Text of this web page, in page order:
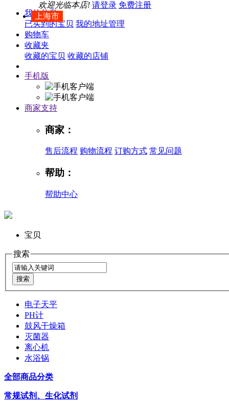
上海市
欢迎光临本店! 请登录 免费注册
我的信息
已买到的宝贝 我的地址管理
购物车
收藏夹
收藏的宝贝 收藏的店铺
手机版
商家支持
商家：
售后流程 购物流程 订购方式 常见问题
帮助：
帮助中心
宝贝
搜索
电子天平
PH计
鼓风干燥箱
灭菌器
离心机
水浴锅
全部商品分类
常规试剂、生化试剂